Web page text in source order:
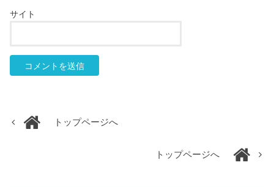
サイト
トップページへ
トップページへ